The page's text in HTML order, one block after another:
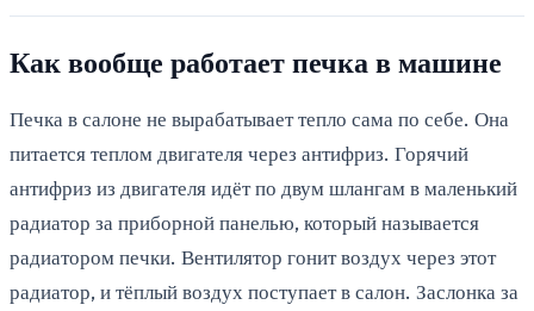
Как вообще работает печка в машине
Печка в салоне не вырабатывает тепло сама по себе. Она
питается теплом двигателя через антифриз. Горячий
антифриз из двигателя идёт по двум шлангам в маленький
радиатор за приборной панелью, который называется
радиатором печки. Вентилятор гонит воздух через этот
радиатор, и тёплый воздух поступает в салон. Заслонка за